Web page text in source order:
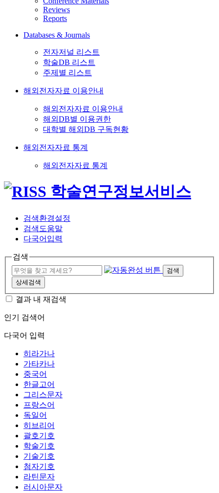
Reviews
Reports
Databases & Journals
전자저널 리스트
학술DB 리스트
주제별 리스트
해외전자자료 이용안내
해외전자자료 이용안내
해외DB별 이용권한
대학별 해외DB 구독현황
해외전자자료 통계
해외전자자료 통계
검색환경설정
검색도움말
다국어입력
검색
검색
상세검색
결과 내 재검색
인기 검색어
다국어 입력
히라가나
가타카나
중국어
한글고어
그리스문자
프랑스어
독일어
히브리어
괄호기호
학술기호
기술기호
첨자기호
라틴문자
러시아문자